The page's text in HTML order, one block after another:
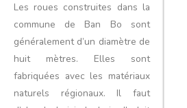
Les roues construites dans la
commune de Ban Bo sont
généralement d’un diamètre de
huit mètres. Elles sont
fabriquées avec les matériaux
naturels régionaux. Il faut